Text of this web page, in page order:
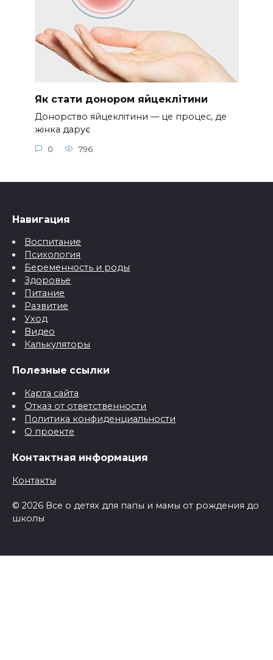
Як стати донором яйцеклітини
Донорство яйцеклітини — це процес, де
жінка дарує
0 796
Навигация
Воспитание
Психология
Беременность и роды
Здоровье
Питание
Развитие
Уход
Видео
Калькуляторы
Полезные ссылки
Карта сайта
Отказ от ответственности
Политика конфиденциальности
О проекте
Контактная информация
Контакты
© 2026 Все о детях для папы и мамы от рождения до
школы